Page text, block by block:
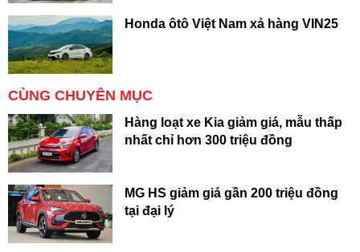
Honda ôtô Việt Nam xả hàng VIN25
CÙNG CHUYÊN MỤC
Hàng loạt xe Kia giảm giá, mẫu thấp
nhất chỉ hơn 300 triệu đồng
MG HS giảm giá gần 200 triệu đồng
tại đại lý